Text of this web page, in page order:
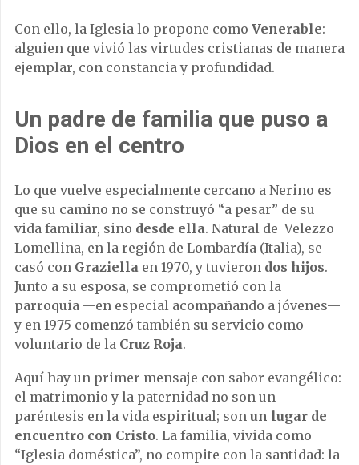
Con ello, la Iglesia lo propone como Venerable:
alguien que vivió las virtudes cristianas de manera
ejemplar, con constancia y profundidad.
Un padre de familia que puso a
Dios en el centro
Lo que vuelve especialmente cercano a Nerino es
que su camino no se construyó “a pesar” de su
vida familiar, sino desde ella. Natural de Velezzo
Lomellina, en la región de Lombardía (Italia), se
casó con Graziella en 1970, y tuvieron dos hijos.
Junto a su esposa, se comprometió con la
parroquia —en especial acompañando a jóvenes—
y en 1975 comenzó también su servicio como
voluntario de la Cruz Roja.
Aquí hay un primer mensaje con sabor evangélico:
el matrimonio y la paternidad no son un
paréntesis en la vida espiritual; son un lugar de
encuentro con Cristo. La familia, vivida como
“Iglesia doméstica”, no compite con la santidad: la